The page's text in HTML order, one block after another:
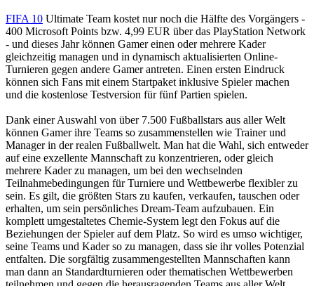
FIFA 10 Ultimate Team kostet nur noch die Hälfte des Vorgängers -
400 Microsoft Points bzw. 4,99 EUR über das PlayStation Network
- und dieses Jahr können Gamer einen oder mehrere Kader
gleichzeitig managen und in dynamisch aktualisierten Online-
Turnieren gegen andere Gamer antreten. Einen ersten Eindruck
können sich Fans mit einem Startpaket inklusive Spieler machen
und die kostenlose Testversion für fünf Partien spielen.
Dank einer Auswahl von über 7.500 Fußballstars aus aller Welt
können Gamer ihre Teams so zusammenstellen wie Trainer und
Manager in der realen Fußballwelt. Man hat die Wahl, sich entweder
auf eine exzellente Mannschaft zu konzentrieren, oder gleich
mehrere Kader zu managen, um bei den wechselnden
Teilnahmebedingungen für Turniere und Wettbewerbe flexibler zu
sein. Es gilt, die größten Stars zu kaufen, verkaufen, tauschen oder
erhalten, um sein persönliches Dream-Team aufzubauen. Ein
komplett umgestaltetes Chemie-System legt den Fokus auf die
Beziehungen der Spieler auf dem Platz. So wird es umso wichtiger,
seine Teams und Kader so zu managen, dass sie ihr volles Potenzial
entfalten. Die sorgfältig zusammengestellten Mannschaften kann
man dann an Standardturnieren oder thematischen Wettbewerben